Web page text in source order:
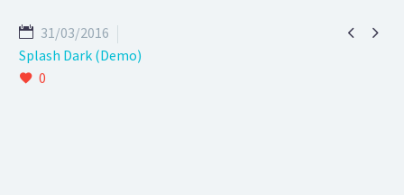
 
31/03/2016
Splash Dark (Demo)
0